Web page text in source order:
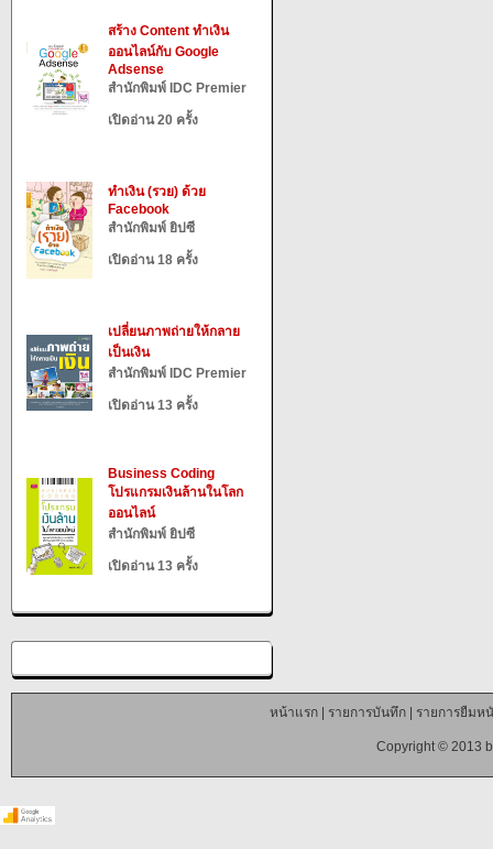
สร้าง Content ทำเงิน
ออนไลน์กับ Google
Adsense
สำนักพิมพ์ IDC Premier
เปิดอ่าน 20 ครั้ง
ทำเงิน (รวย) ด้วย
Facebook
สำนักพิมพ์ ยิปซี
เปิดอ่าน 18 ครั้ง
เปลี่ยนภาพถ่ายให้กลาย
เป็นเงิน
สำนักพิมพ์ IDC Premier
เปิดอ่าน 13 ครั้ง
Business Coding
โปรแกรมเงินล้านในโลก
ออนไลน์
สำนักพิมพ์ ยิปซี
เปิดอ่าน 13 ครั้ง
หน้าแรก| รายการบันทึก| รายการยืมห
Copyright © 2013